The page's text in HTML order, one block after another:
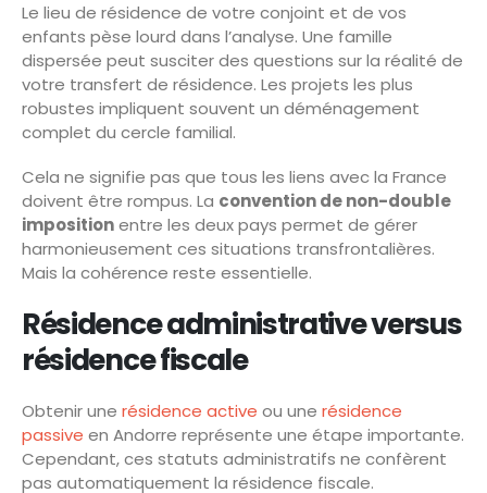
Le lieu de résidence de votre conjoint et de vos
enfants pèse lourd dans l’analyse. Une famille
dispersée peut susciter des questions sur la réalité de
votre transfert de résidence. Les projets les plus
robustes impliquent souvent un déménagement
complet du cercle familial.
Cela ne signifie pas que tous les liens avec la France
doivent être rompus. La convention de non-double
impositionentre les deux pays permet de gérer
harmonieusement ces situations transfrontalières.
Mais la cohérence reste essentielle.
Résidence administrative versus
résidence fiscale
Obtenir une résidence active ou une résidence
passive en Andorre représente une étape importante.
Cependant, ces statuts administratifs ne confèrent
pas automatiquement la résidence fiscale.